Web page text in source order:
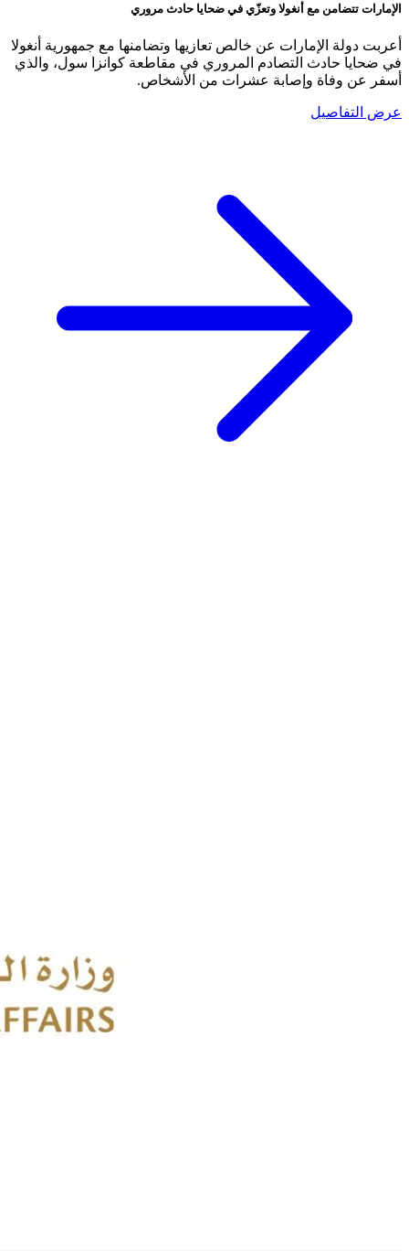
الإمارات تتضامن مع أنغولا وتعزّي في ضحايا حادث مروري
أعربت دولة الإمارات عن خالص تعازيها وتضامنها مع جمهورية أنغولا
في ضحايا حادث التصادم المروري في مقاطعة كوانزا سول، والذي
أسفر عن وفاة وإصابة عشرات من الأشخاص.
عرض التفاصيل